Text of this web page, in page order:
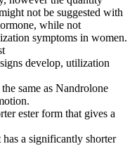
not be suggested with
while not
symptoms in women.
develop, utilization
same as Nandrolone
ester form that gives a
a significantly shorter